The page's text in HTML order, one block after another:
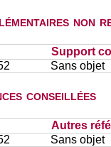
non
Support
Sans objet
conseillées
Autres
Sans objet